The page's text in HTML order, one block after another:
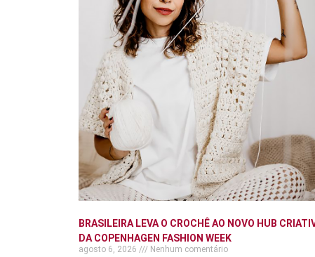
BRASILEIRA LEVA O CROCHÊ AO NOVO HUB
DA COPENHAGEN FASHION WEEK
agosto 6, 2026 Nenhum comentário